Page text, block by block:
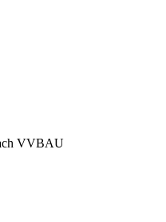
VVBAU